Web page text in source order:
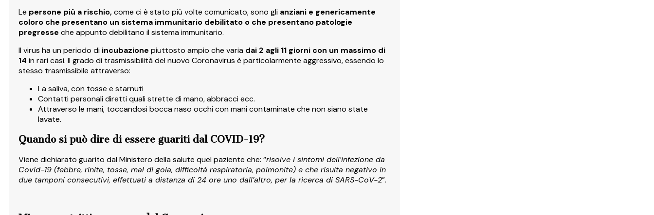
Le persone più a rischio,come ci è stato più volte comunicato, sono gli anziani e genericamente
coloro che presentano un sistema immunitario debilitato o che presentano patologie
pregresse che appunto debilitano il sistema immunitario.
Il virus ha un periodo di incubazione piuttosto ampio che varia dai 2 agli 11 giorni con un massimo di
14 in rari casi. Il grado di trasmissibilità del nuovo Coronavirus è particolarmente aggressivo, essendo lo
stesso trasmissibile attraverso:
La saliva, con tosse e starnuti
Contatti personali diretti quali strette di mano, abbracci ecc.
Attraverso le mani, toccandosi bocca naso occhi con mani contaminate che non siano state
lavate.
Quando si può dire di essere guariti dal COVID-19?
Viene dichiarato guarito dal Ministero della salute quel paziente che: “risolve i sintomi dell’infezione da
Covid-19 (febbre, rinite, tosse, mal di gola, difficoltà respiratoria, polmonite) e che risulta negativo in
due tamponi consecutivi, effettuati a distanza di 24 ore uno dall’altro, per la ricerca di SARS-CoV-2”.